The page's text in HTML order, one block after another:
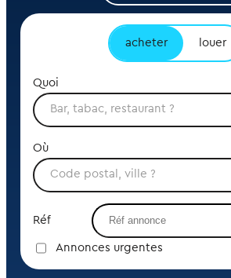
acheter louer
Quoi
Où
Réf
Annonces urgentes